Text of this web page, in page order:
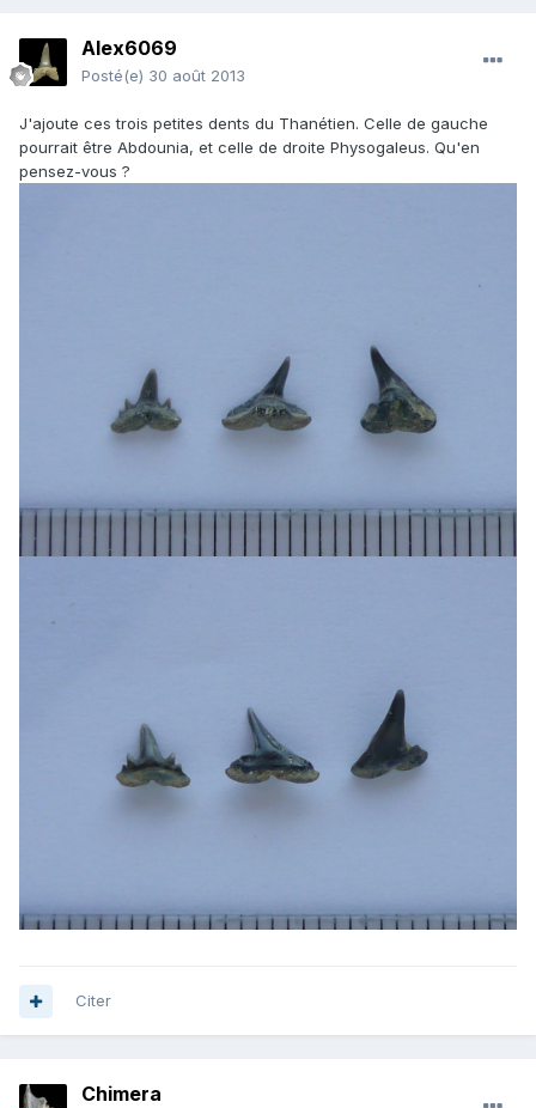
Alex6069
Posté(e) 30 août 2013
J'ajoute ces trois petites dents du Thanétien. Celle de gauche
pourrait être Abdounia, et celle de droite Physogaleus. Qu'en
pensez-vous ?
Citer
Chimera